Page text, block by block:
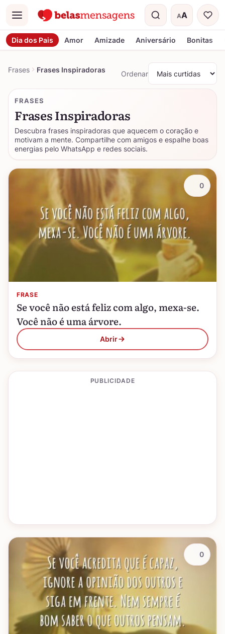
Menu AA
Tamanho do
Dia dos Pais Amor Amizade Aniversário Bonitas
Frases Frases Inspiradoras Ordenar
FRASES
Frases Inspiradoras
Descubra frases inspiradoras que aquecem o coração e
motivam a mente. Compartilhe com amigos e espalhe boas
energias pelo WhatsApp e redes sociais.
FRASE
Se você não está feliz com algo, mexa-se.
Você não é uma árvore.
Abrir
0
PUBLICIDADE
0